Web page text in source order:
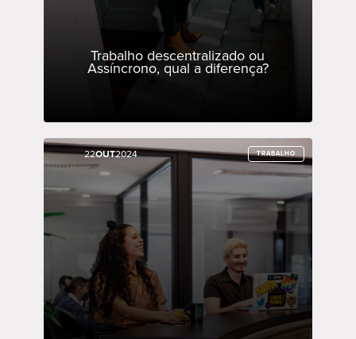
Trabalho descentralizado ou
Assíncrono, qual a diferença?
22OUT2024 TRABALHO
22OUT2024 TRABALHO